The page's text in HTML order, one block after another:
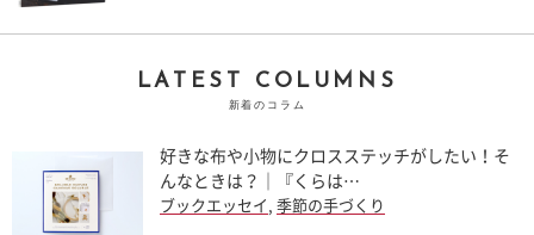
LATEST COLUMNS
新着のコラム
好きな布や小物にクロスステッチがしたい！そ
んなときは？｜『くらは…
ブックエッセイ 季節の手づくり